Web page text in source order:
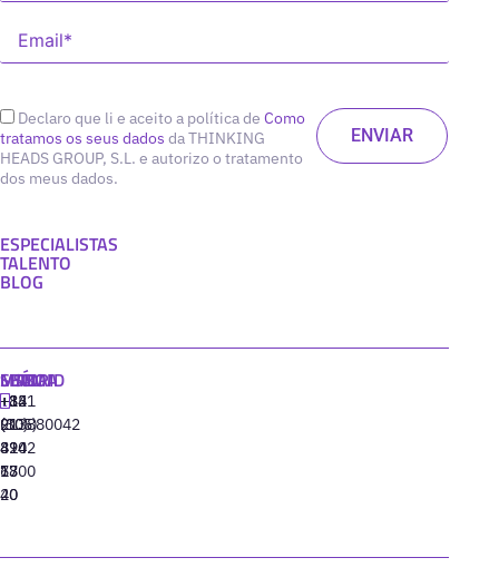
Declaro que li e aceito a política de Como
tratamos os seus dados da THINKING
HEADS GROUP, S.L. e autorizo o tratamento
dos meus dados.
ESPECIALISTAS
TALENTO
BLOG
MADRID
+34
91
310
77
40
MIAMI
+1
(305)
424
13
20
SEÚL
+82
(10)
8942
6800
LISBOA
‪+351
213880042